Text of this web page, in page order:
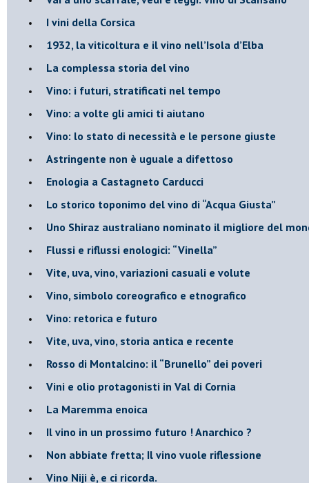
​I vini della Corsica
​1932, la viticoltura e il vino nell’Isola d’Elba
​La complessa storia del vino
​Vino: i futuri, stratificati nel tempo
Vino: a volte gli amici ti aiutano
Vino: lo stato di necessità e le persone giuste
​Astringente non è uguale a difettoso
Enologia a Castagneto Carducci
Lo storico toponimo del vino di “Acqua Giusta”
Uno Shiraz australiano nominato il migliore del
​Flussi e riflussi enologici: “Vinella”
Vite, uva, vino, variazioni casuali e volute
Vino, simbolo coreografico e etnografico
​Vino: retorica e futuro
​Vite, uva, vino, storia antica e recente
​Rosso di Montalcino: il “Brunello” dei poveri
Vini e olio protagonisti in Val di Cornia
​La Maremma enoica
Il vino in un prossimo futuro ! Anarchico ?
​Non abbiate fretta; Il vino vuole riflessione
​Vino Niji è, e ci ricorda.